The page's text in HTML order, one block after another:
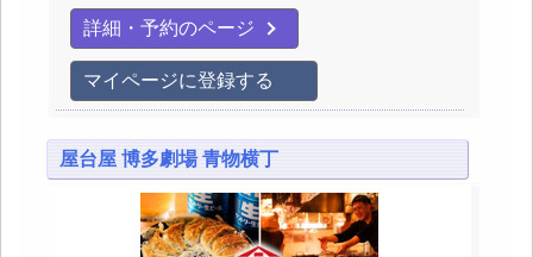
詳細・予約のページ
マイページに登録する
屋台屋 博多劇場 青物横丁